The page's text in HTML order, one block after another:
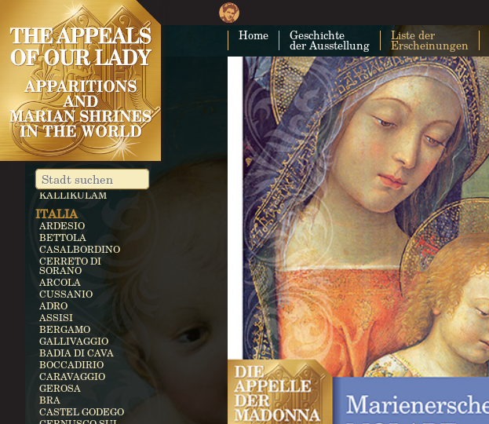
Home Geschichte
der Ausstellung
Liste der
Erscheinungen
CUBA
KUBA
COSTA RICA
CARTAGO
EGITTO
ZEITUN
GERMANIA
KEVELAER
HEROLDSBACH
HEEDE
MARIENFRIED
INDIA
VAILANKANNI
KALLIKULAM
ITALIA
ARDESIO
BETTOLA
CASALBORDINO
CERRETO DI
SORANO
ARCOLA
CUSSANIO
ADRO
ASSISI
BERGAMO
GALLIVAGGIO
BADIA DI CAVA
BOCCADIRIO
CARAVAGGIO
GEROSA
BRA
CASTEL GODEGO